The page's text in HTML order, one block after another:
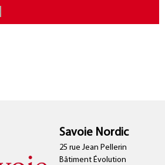
Savoie Nordic
25 rue Jean Pellerin
Bâtiment Évolution